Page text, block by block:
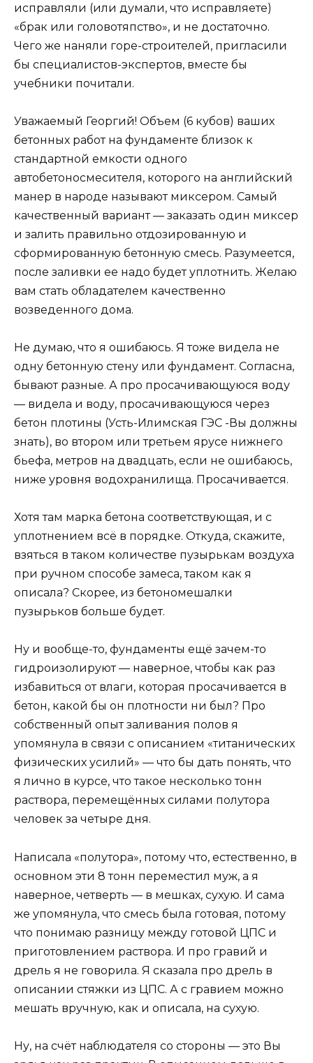
исправляли (или думали, что исправляете)
«брак или головотяпство», и не достаточно.
Чего же наняли горе-строителей, пригласили
бы специалистов-экспертов, вместе бы
учебники почитали.
Уважаемый Георгий! Объем (6 кубов) ваших
бетонных работ на фундаменте близок к
стандартной емкости одного
автобетоносмесителя, которого на английский
манер в народе называют миксером. Самый
качественный вариант — заказать один миксер
и залить правильно отдозированную и
сформированную бетонную смесь. Разумеется,
после заливки ее надо будет уплотнить. Желаю
вам стать обладателем качественно
возведенного дома.
Не думаю, что я ошибаюсь. Я тоже видела не
одну бетонную стену или фундамент. Согласна,
бывают разные. А про просачивающуюся воду
— видела и воду, просачивающуюся через
бетон плотины (Усть-Илимская ГЭС -Вы должны
знать), во втором или третьем ярусе нижнего
бьефа, метров на двадцать, если не ошибаюсь,
ниже уровня водохранилища. Просачивается.
Хотя там марка бетона соответствующая, и с
уплотнением всё в порядке. Откуда, скажите,
взяться в таком количестве пузырькам воздуха
при ручном способе замеса, таком как я
описала? Скорее, из бетономешалки
пузырьков больше будет.
Ну и вообще-то, фундаменты ещё зачем-то
гидроизолируют — наверное, чтобы как раз
избавиться от влаги, которая просачивается в
бетон, какой бы он плотности ни был? Про
собственный опыт заливания полов я
упомянула в связи с описанием «титанических
физических усилий» — что бы дать понять, что
я лично в курсе, что такое несколько тонн
раствора, перемещённых силами полутора
человек за четыре дня.
Написала «полутора», потому что, естественно, в
основном эти 8 тонн переместил муж, а я
наверное, четверть — в мешках, сухую. И сама
же упомянула, что смесь была готовая, потому
что понимаю разницу между готовой ЦПС и
приготовлением раствора. И про гравий и
дрель я не говорила. Я сказала про дрель в
описании стяжки из ЦПС. А с гравием можно
мешать вручную, как и описала, на сухую.
Ну, на счёт наблюдателя со стороны — это Вы